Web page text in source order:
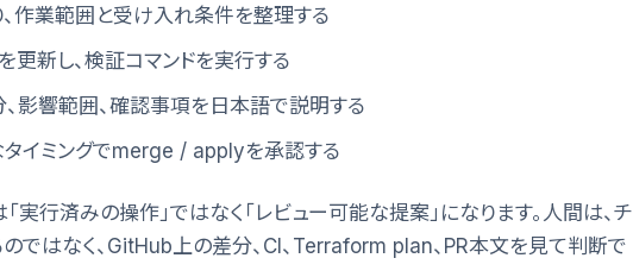
作業範囲と受け入れ条件を整理する
更新し、検証コマンドを実行する
影響範囲、確認事項を日本語で説明する
タイミングでmerge / applyを承認する
実行済みの操作」ではなく「レビュー可能な提案」になります。人間は、チ
ではなく、GitHub上の差分、CI、Terraform plan、PR本文を見て判断で